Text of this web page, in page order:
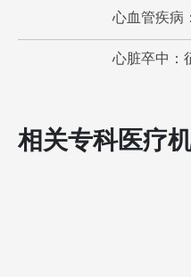
心血管疾病
心脏卒中：
相关专科医疗